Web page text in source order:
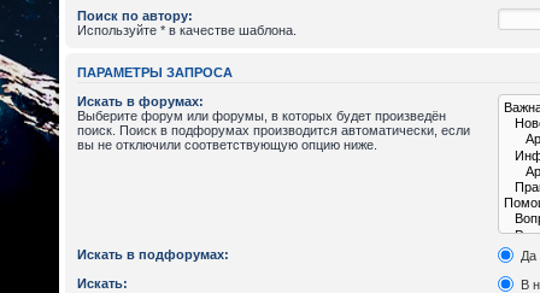
Поиск по автору:
Используйте * в качестве шаблона.
ПАРАМЕТРЫ ЗАПРОСА
Искать в форумах:
Выберите форум или форумы, в которых будет произведён
поиск. Поиск в подфорумах производится автоматически, если
вы не отключили соответствующую опцию ниже.
Искать в подфорумах:
Да
Искать:
В